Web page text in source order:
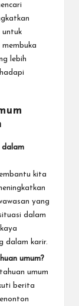
untuk
lebih
dalam
kita
yang
dalam
dalam karir.
umum?
umum
berita